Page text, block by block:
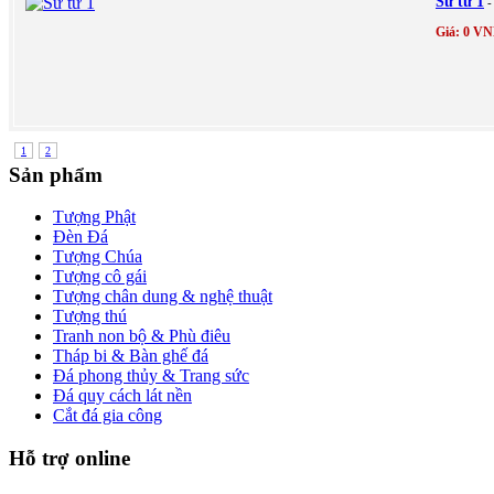
Giá: 0
1 2
Sản phẩm
Tượng Phật
Đèn Đá
Tượng Chúa
Tượng cô gái
Tượng chân dung & nghệ thuật
Tượng thú
Tranh non bộ & Phù điêu
Tháp bi & Bàn ghế đá
Đá phong thủy & Trang sức
Đá quy cách lát nền
Cắt đá gia công
Hỗ trợ online